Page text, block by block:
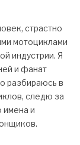
страстно
мотоциклами
индустрии. Я
и фанат
разбираюсь в
следю за
имена и